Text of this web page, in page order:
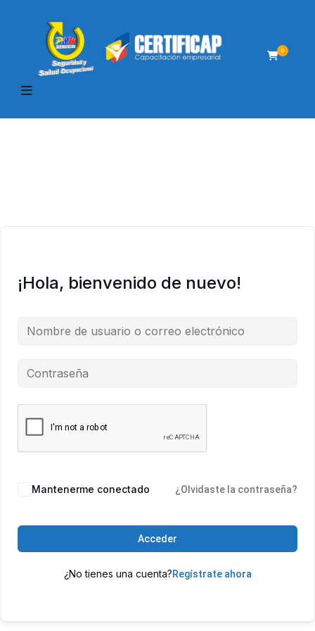
0
¡Hola, bienvenido de nuevo!
Mantenerme conectado ¿Olvidaste la contraseña?
Acceder
¿No tienes una cuenta?Regístrate ahora